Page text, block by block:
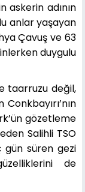
askerin adının
anlar yaşayan
Çavuş ve 63
duygulu
taarruzu değil,
gözetleme
Salihli TSO
gün süren gezi
de